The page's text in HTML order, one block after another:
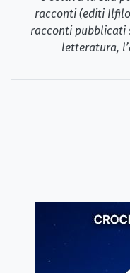
racconti (editi
racconti pubblicati
letteratura,